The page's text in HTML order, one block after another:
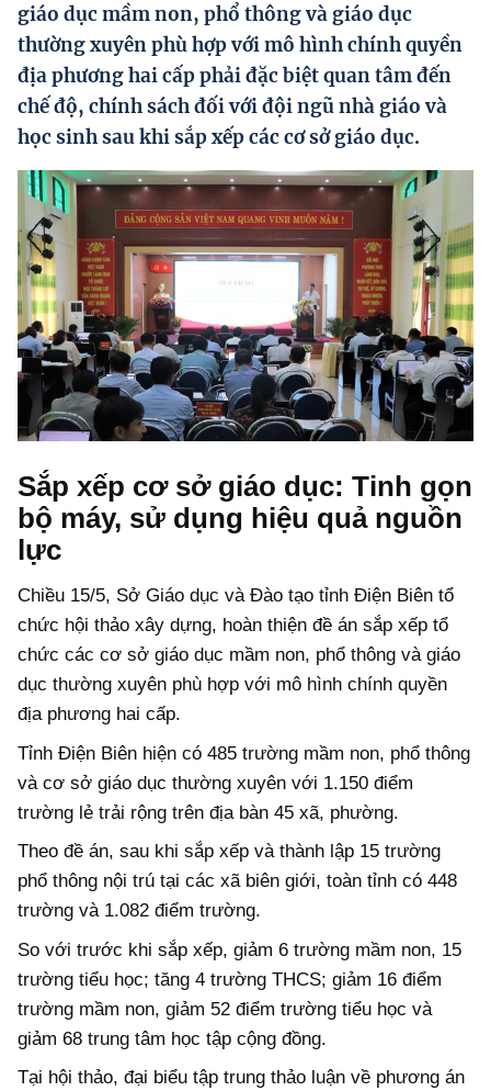
Ocop và chuỗi giá trị Nông sản
Kinh tế tư nhân
Doanh nghiệp dân tộc
Khác
Video
Photo
giáo dục mầm non, phổ thông và giáo dục
thường xuyên phù hợp với mô hình chính quyền
địa phương hai cấp phải đặc biệt quan tâm đến
chế độ, chính sách đối với đội ngũ nhà giáo và
học sinh sau khi sắp xếp các cơ sở giáo dục.
Sắp xếp cơ sở giáo dục: Tinh gọn
bộ máy, sử dụng hiệu quả nguồn
lực
Chiều 15/5, Sở Giáo dục và Đào tạo tỉnh Điện Biên tổ
chức hội thảo xây dựng, hoàn thiện đề án sắp xếp tổ
chức các cơ sở giáo dục mầm non, phổ thông và giáo
dục thường xuyên phù hợp với mô hình chính quyền
địa phương hai cấp.
Tỉnh Điện Biên hiện có 485 trường mầm non, phổ thông
và cơ sở giáo dục thường xuyên với 1.150 điểm
trường lẻ trải rộng trên địa bàn 45 xã, phường.
Theo đề án, sau khi sắp xếp và thành lập 15 trường
phổ thông nội trú tại các xã biên giới, toàn tỉnh có 448
trường và 1.082 điểm trường.
So với trước khi sắp xếp, giảm 6 trường mầm non, 15
trường tiểu học; tăng 4 trường THCS; giảm 16 điểm
trường mầm non, giảm 52 điểm trường tiểu học và
giảm 68 trung tâm học tập cộng đồng.
Tại hội thảo, đại biểu tập trung thảo luận về phương án